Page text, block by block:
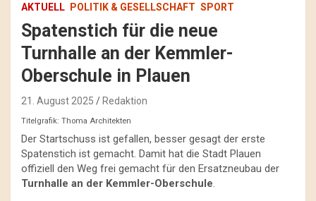
AKTUELL POLITIK & GESELLSCHAFT SPORT
Spatenstich für die neue
Turnhalle an der Kemmler-
Oberschule in Plauen
21. August 2025 Redaktion
Titelgrafik: Thoma Architekten
Der Startschuss ist gefallen, besser gesagt der erste
Spatenstich ist gemacht. Damit hat die Stadt Plauen
offiziell den Weg frei gemacht für den Ersatzneubau der
Turnhalle an der Kemmler-Oberschule.